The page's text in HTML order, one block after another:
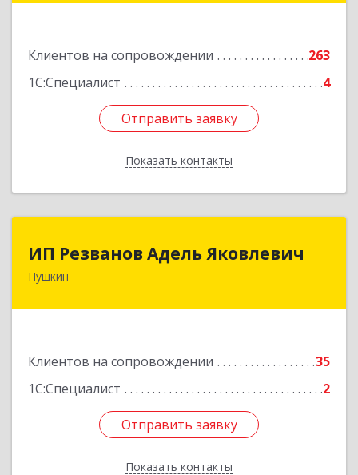
Клиентов на сопровождении
263
1С:Специалист
4
Отправить заявку
Показать контакты
Подробнее
Отправить заявку
Назад
ИП Резванов Адель Яковлевич
Пушкин
Клиентов на сопровождении
35
1С:Специалист
2
Отправить заявку
Показать контакты
196602, Санкт-Петербург г, Пушкин г, Красной
Отправить заявку
Назад